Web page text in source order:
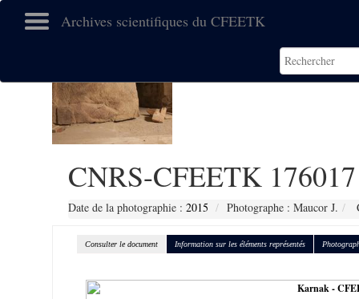
Archives scientifiques du CFEETK
CNRS-CFEETK 176017
Date de la photographie : 2015 Photographe : Maucor J.
Consulter le document Information sur les éléments représentés